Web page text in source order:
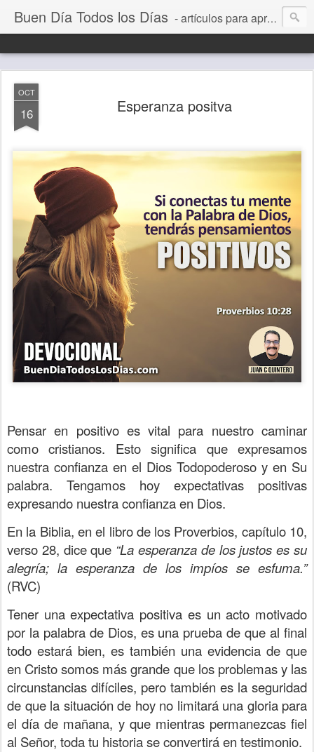
Buen Día Todos los Días - artículos para aprender a vivir mejor, un día a la vez. Por Juan C Quintero
OCT
16 Esperanza positva
Pensar en positivo es vital para nuestro caminar
como cristianos. Esto significa que expresamos
nuestra confianza en el Dios Todopoderoso y en Su
palabra. Tengamos hoy expectativas positivas
expresando nuestra confianza en Dios.
En la Biblia, en el libro de los Proverbios, capítulo 10,
verso 28, dice que “La esperanza de los justos es su
alegría; la esperanza de los impíos se esfuma.”
(RVC)
Tener una expectativa positiva es un acto motivado
por la palabra de Dios, es una prueba de que al final
todo estará bien, es también una evidencia de que
en Cristo somos más grande que los problemas y las
circunstancias difíciles, pero también es la seguridad
de que la situación de hoy no limitará una gloria para
el día de mañana, y que mientras permanezcas fiel
al Señor, toda tu historia se convertirá en testimonio.